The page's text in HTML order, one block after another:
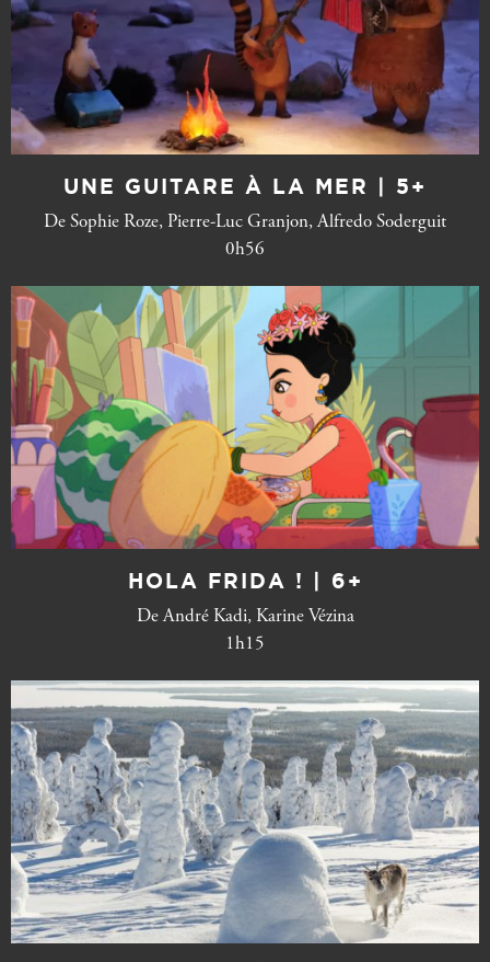
UNE GUITARE À LA MER | 5+
De Sophie Roze, Pierre-Luc Granjon, Alfredo Soderguit
0h56
HOLA FRIDA ! | 6+
De André Kadi, Karine Vézina
1h15